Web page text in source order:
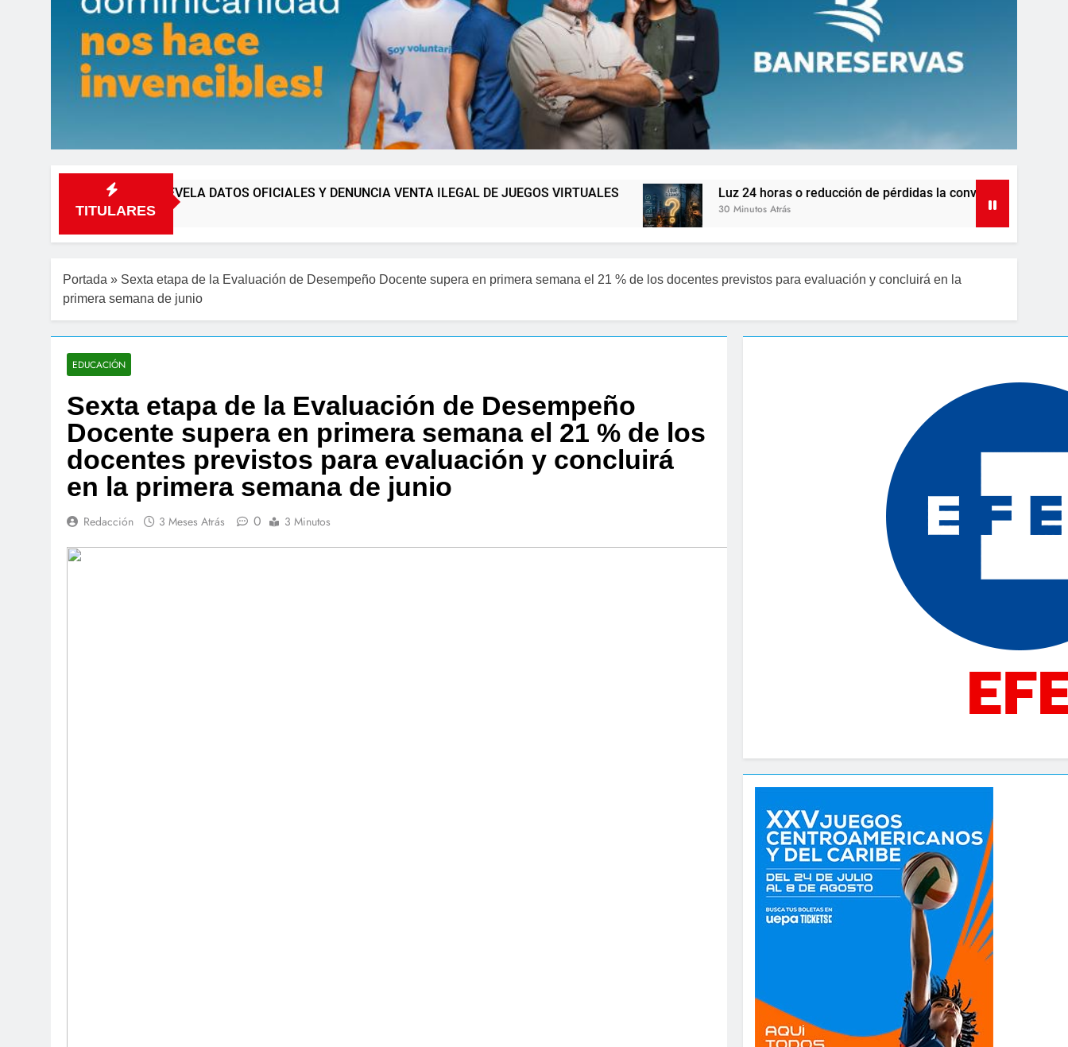
TITULARES
REVELA DATOS OFICIALES Y DENUNCIA VENTA ILEGAL DE JUEGOS VIRTUALES Luz 24 horas o reducción de pérdidas la conversación que el país aún tiene
30 Minutos Atrás
Portada » Sexta etapa de la Evaluación de Desempeño Docente supera en primera semana el 21 % de los docentes previstos para evaluación y concluirá en la
primera semana de junio
EDUCACIÓN
Sexta etapa de la Evaluación de Desempeño
Docente supera en primera semana el 21 % de los
docentes previstos para evaluación y concluirá
en la primera semana de junio
Redacción 3 Meses Atrás 0 3 Minutos